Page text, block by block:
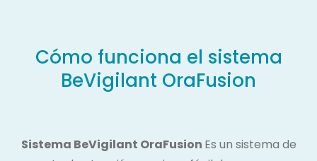
Cómo funciona el sistema
BeVigilant OraFusion
Sistema BeVigilant OraFusion Es un sistema de